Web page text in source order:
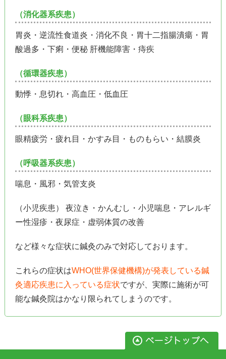
（消化器系疾患）
胃炎・逆流性食道炎・消化不良・胃十二指腸潰瘍・胃
酸過多・下痢・便秘 肝機能障害・痔疾
（循環器疾患）
動悸・息切れ・高血圧・低血圧
（眼科系疾患）
眼精疲労・疲れ目・かすみ目・ものもらい・結膜炎
（呼吸器系疾患）
喘息・風邪・気管支炎
（小児疾患） 夜泣き・かんむし・小児喘息・アレルギ
ー性湿疹・夜尿症・虚弱体質の改善
など様々な症状に鍼灸のみで対応しております。
これらの症状はWHO(世界保健機構)が発表している鍼
灸適応疾患に入っている症状ですが、実際に施術が可
能な鍼灸院はかなり限られてしまうのです。